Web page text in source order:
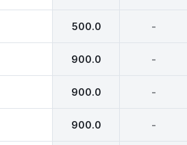
500.0 -
900.0 -
900.0 -
900.0 -